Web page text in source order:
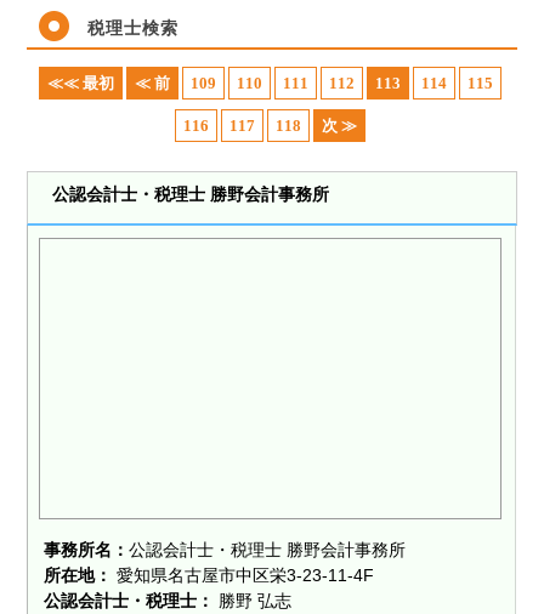
税理士検索
≪≪ 最初 ≪ 前 109 110 111 112 113 114 115
116 117 118 次 ≫
公認会計士・税理士 勝野会計事務所
事務所名：公認会計士・税理士 勝野会計事務所
所在地： 愛知県名古屋市中区栄3-23-11-4F
公認会計士・税理士：
勝野 弘志